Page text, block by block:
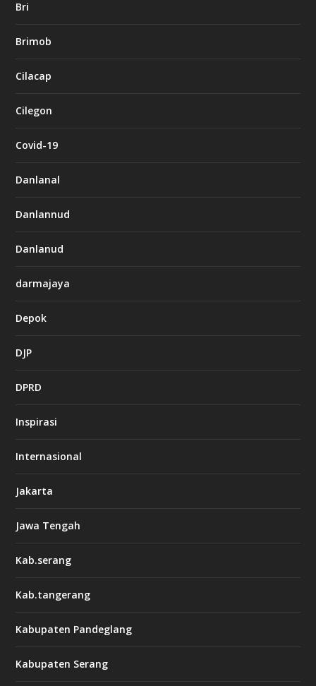
Bri
Brimob
Cilacap
Cilegon
Covid-19
Danlanal
Danlannud
Danlanud
darmajaya
Depok
DJP
DPRD
Inspirasi
Internasional
Jakarta
Jawa Tengah
Kab.serang
Kab.tangerang
Kabupaten Pandeglang
Kabupaten Serang